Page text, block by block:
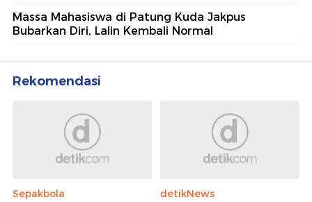
Massa Mahasiswa di Patung Kuda Jakpus
Bubarkan Diri, Lalin Kembali Normal
Rekomendasi
Sepakbola
detikNews